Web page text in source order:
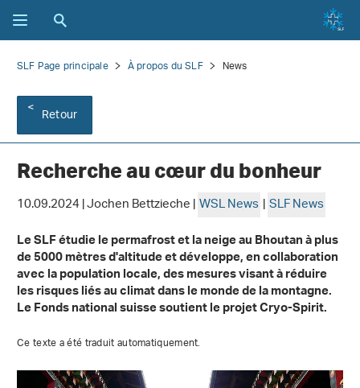
SLF Page principale À propos du SLF News
Retour
Recherche au cœur du bonheur
10.09.2024 | Jochen Bettzieche |WSL News|SLF News
Le SLF étudie le permafrost et la neige au Bhoutan à plus
de 5000 mètres d'altitude et développe, en collaboration
avec la population locale, des mesures visant à réduire
les risques liés au climat dans le monde de la montagne.
Le Fonds national suisse soutient le projet Cryo-Spirit.
Ce texte a été traduit automatiquement.